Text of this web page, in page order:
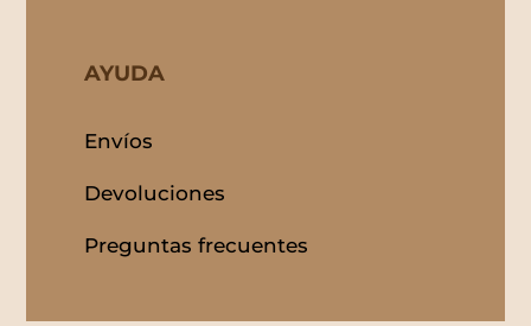
AYUDA
Envíos
Devoluciones
Preguntas frecuentes